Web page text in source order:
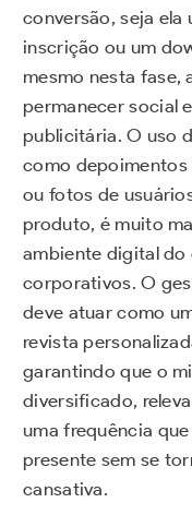
conversão, seja ela
inscrição ou um
mesmo nesta fase,
permanecer social
publicitária. O uso
como
ou fotos de
produto, é muito
ambiente digital do
corporativos. O
deve atuar como
revista
garantindo que o
diversificado,
uma frequência
presente sem se
cansativa.